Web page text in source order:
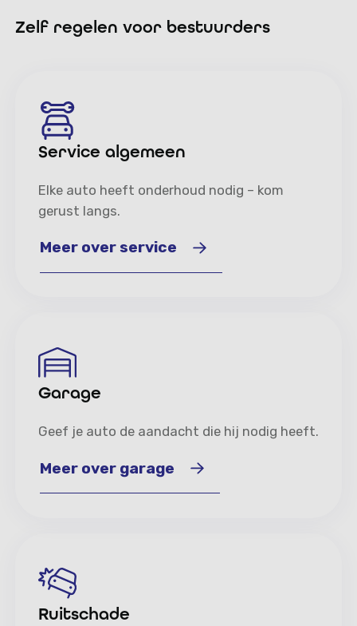
Zelf regelen voor bestuurders
Service algemeen
Elke auto heeft onderhoud nodig – kom
gerust langs.
Meer over service
Garage
Geef je auto de aandacht die hij nodig heeft.
Meer over garage
Ruitschade